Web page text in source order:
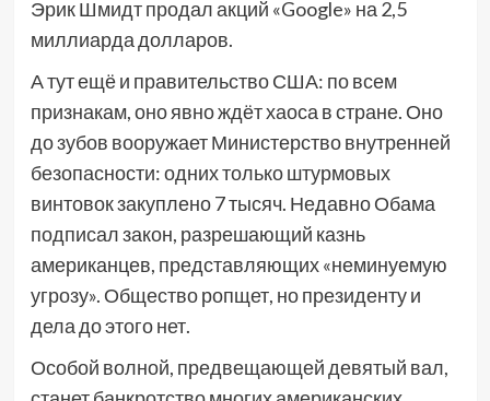
Эрик Шмидт продал акций «Google» на 2,5
миллиарда долларов.
А тут ещё и правительство США: по всем
признакам, оно явно ждёт хаоса в стране. Оно
до зубов вооружает Министерство внутренней
безопасности: одних только штурмовых
винтовок закуплено 7 тысяч. Недавно Обама
подписал закон, разрешающий казнь
американцев, представляющих «неминуемую
угрозу». Общество ропщет, но президенту и
дела до этого нет.
Особой волной, предвещающей девятый вал,